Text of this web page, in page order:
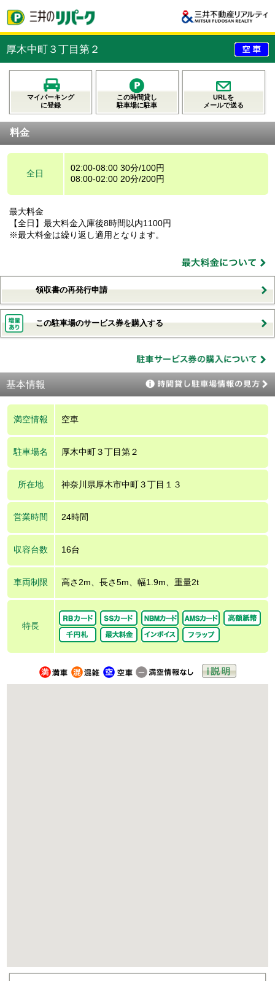
厚木中町３丁目第２
マイパーキング
に登録
この時間貸し
駐車場に駐車
URLを
メールで送る
料金
全日
02:00-08:00 30分/100円
08:00-02:00 20分/200円
最大料金
【全日】最大料金入庫後8時間以内1100円
※最大料金は繰り返し適用となります。
領収書の再発行申請
この駐車場のサービス券を購入する
基本情報
満空情報 空車
駐車場名 厚木中町３丁目第２
所在地 神奈川県厚木市中町３丁目１３
営業時間 24時間
収容台数 16台
車両制限 高さ2m、長さ5m、幅1.9m、重量2t
特長